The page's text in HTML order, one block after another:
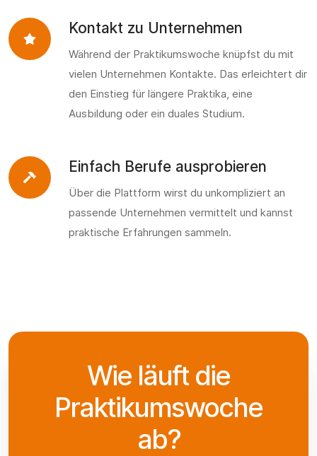
Kontakt zu Unternehmen
Während der Praktikumswoche knüpfst du mit
vielen Unternehmen Kontakte. Das erleichtert dir
den Einstieg für längere Praktika, eine
Ausbildung oder ein duales Studium.
Einfach Berufe ausprobieren
Über die Plattform wirst du unkompliziert an
passende Unternehmen vermittelt und kannst
praktische Erfahrungen sammeln.
Wie läuft die
Praktikumswoche
ab?